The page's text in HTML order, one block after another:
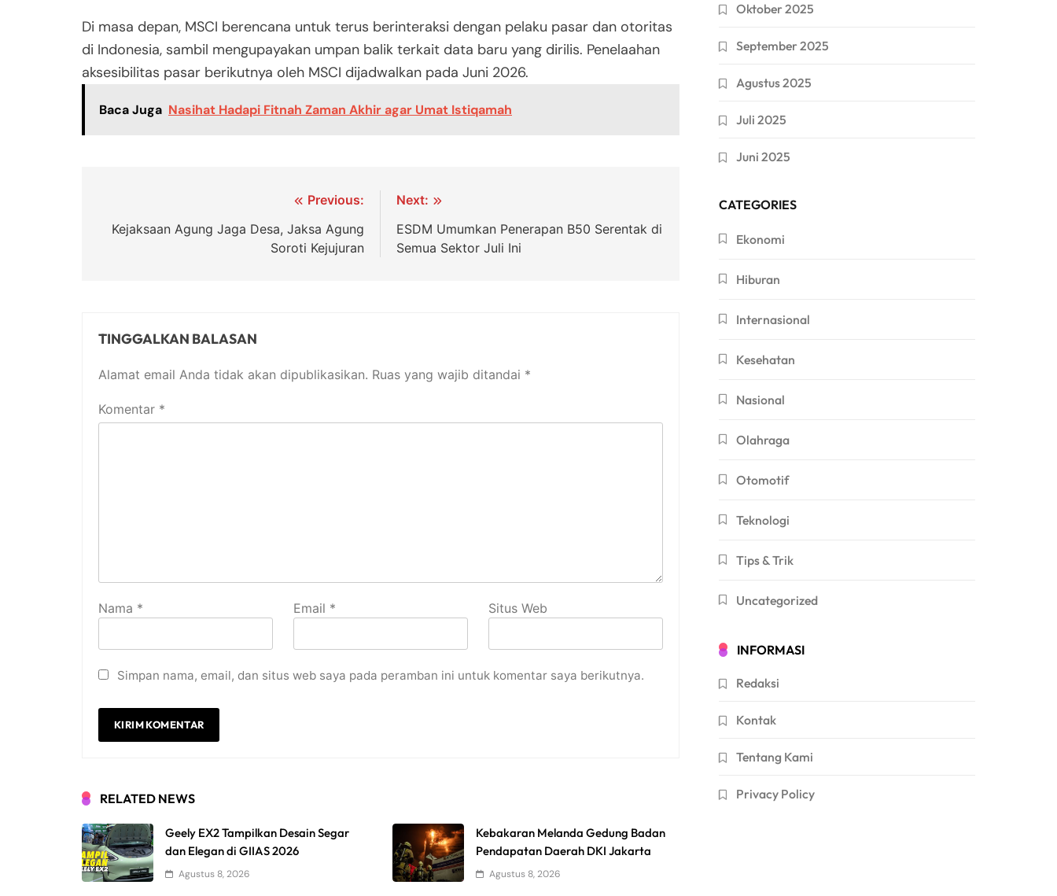
Di masa depan, MSCI berencana untuk terus berinteraksi dengan pelaku pasar dan otoritas
di Indonesia, sambil mengupayakan umpan balik terkait data baru yang dirilis. Penelaahan
aksesibilitas pasar berikutnya oleh MSCI dijadwalkan pada Juni 2026.
Baca Juga Nasihat Hadapi Fitnah Zaman Akhir agar Umat Istiqamah
pos
Previous:
Kejaksaan Agung Jaga Desa, Jaksa Agung
Soroti Kejujuran
Next:
ESDM Umumkan Penerapan B50 Serentak di
Semua Sektor Juli Ini
TINGGALKAN BALASAN
Alamat email Anda tidak akan dipublikasikan. Ruas yang wajib ditandai *
Komentar *
Nama * Email * Situs Web
Simpan nama, email, dan situs web saya pada peramban ini untuk komentar saya berikutnya.
RELATED NEWS
Geely EX2 Tampilkan Desain Segar
dan Elegan di GIIAS 2026
Agustus 8, 2026
Kebakaran Melanda Gedung Badan
Pendapatan Daerah DKI Jakarta
Agustus 8, 2026
Oktober 2025
September 2025
Agustus 2025
Juli 2025
Juni 2025
CATEGORIES
Ekonomi
Hiburan
Internasional
Kesehatan
Nasional
Olahraga
Otomotif
Teknologi
Tips & Trik
Uncategorized
INFORMASI
Redaksi
Kontak
Tentang Kami
Privacy Policy